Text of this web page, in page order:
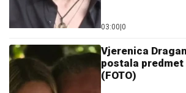
03:00 0
Vjerenica
postala predmet
(FOTO)